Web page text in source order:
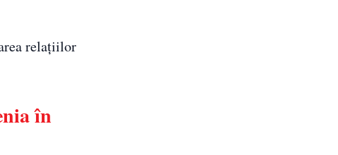
relaţiilor
în